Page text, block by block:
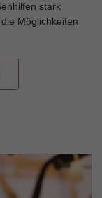
stark
Möglichkeiten